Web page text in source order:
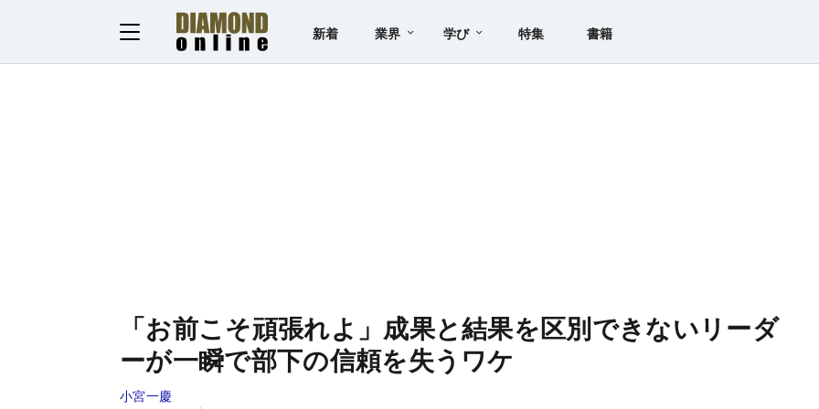
新着 業界 学び 特集 書籍
「お前こそ頑張れよ」成果と結果を区別できないリーダ
ーが一瞬で部下の信頼を失うワケ
小宮一慶